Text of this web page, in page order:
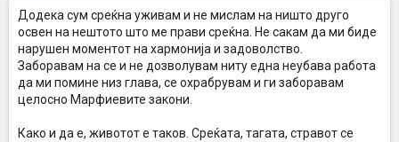
Додека сум среќна уживам и не мислам на ништо друго
освен на нештото што ме прави среќна. Не сакам да ми биде
нарушен моментот на хармонија и задоволство.
Заборавам на се и не дозволувам ниту една неубава работа
да ми помине низ глава, се охрабрувам и ги заборавам
целосно Марфиевите закони.
Како и да е, животот е таков. Среќата, тагата, стравот се